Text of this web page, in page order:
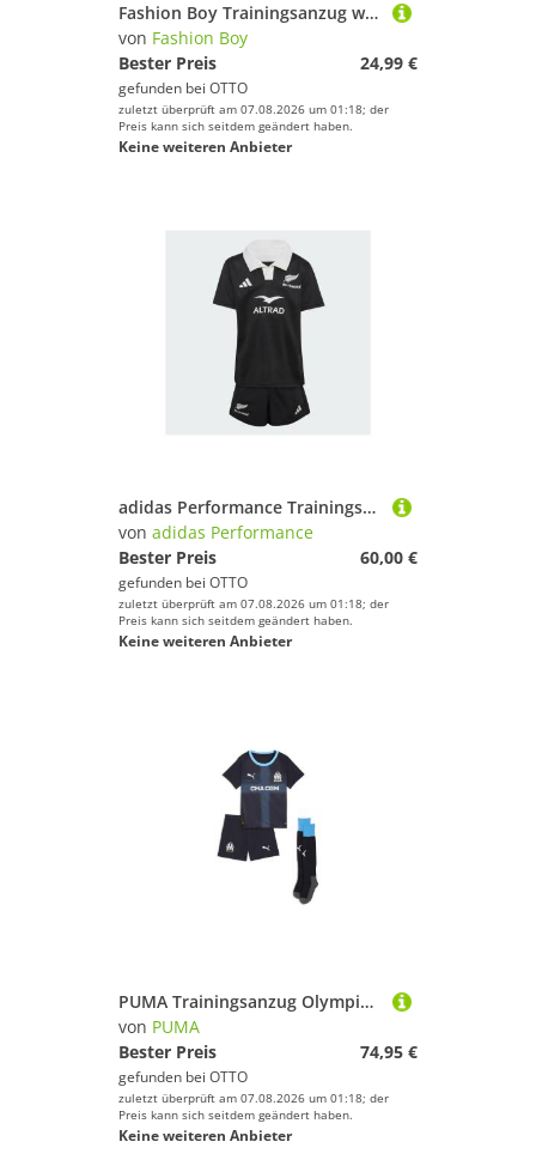
Fashion Boy Trainingsanzug warmer Trainingsanzug Sport Jogginganzug Kinder Freizeitanzug JF176a
von Fashion Boy
Bester Preis
24,99 €
gefunden bei OTTO
zuletzt überprüft am 07.08.2026 um 01:18; der
Preis kann sich seitdem geändert haben.
Keine weiteren Anbieter
adidas Performance Trainingsanzug ALL BLACKS MINI-AUSRÜSTUNG (1-tlg)
von adidas Performance
Bester Preis
60,00 €
gefunden bei OTTO
zuletzt überprüft am 07.08.2026 um 01:18; der
Preis kann sich seitdem geändert haben.
Keine weiteren Anbieter
PUMA Trainingsanzug Olympique de Marseille 25/26 Auswärtstrikot-Minikit Kinder
von PUMA
Bester Preis
74,95 €
gefunden bei OTTO
zuletzt überprüft am 07.08.2026 um 01:18; der
Preis kann sich seitdem geändert haben.
Keine weiteren Anbieter